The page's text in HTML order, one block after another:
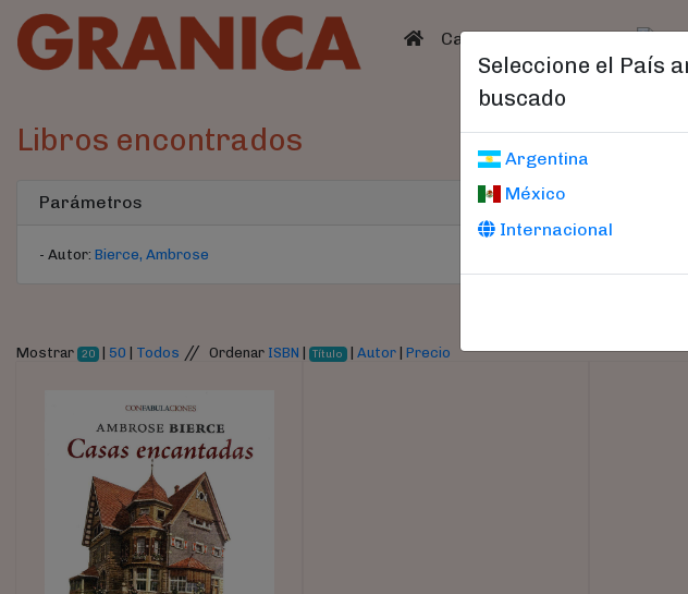
(current)
Catálogo Catálogo
Seleccione el País
buscado
Argentina
México
Internacional
Libros encontrados
Parámetros
- Autor: Bierce, Ambrose
Mostrar 20 | 50 Todos // Ordenar ISBN Título |Autor |Precio